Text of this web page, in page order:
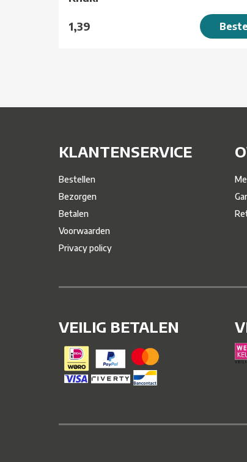
1,39
KLANTENSERVICE
Bestellen
Bezorgen
Betalen
Voorwaarden
Privacy policy
VEILIG BETALEN